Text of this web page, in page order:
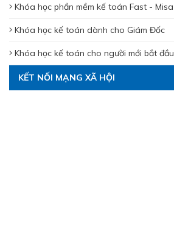
Khóa học phần mềm kế toán Fast - Misa
Khóa học kế toán dành cho Giám Đốc
Khóa học kế toán cho người mới bắt đầu
KẾT NỐI MẠNG XÃ HỘI